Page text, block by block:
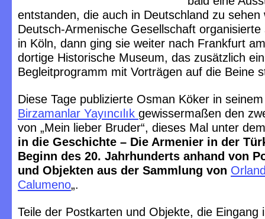
entstanden, die auch in Deutschland zu sehen
Deutsch-Armenische Gesellschaft organisierte
in Köln, dann ging sie weiter nach Frankfurt
dortige Historische Museum, das zusätzlich ein
Begleitprogramm mit Vorträgen auf die Beine
Diese Tage publizierte Osman Köker in
Birzamanlar Yayıncılık gewissermaßen den
von „Mein lieber Bruder“, dieses Mal unter
in die Geschichte – Die Armenier in der
Beginn des 20. Jahrhunderts anhand von
und Objekten aus der Sammlung von
Calumeno„.
Teile der Postkarten und Objekte, die Eingang